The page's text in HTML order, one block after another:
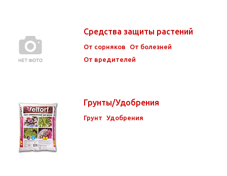
Средства защиты растений
От сорняков
От болезней
От вредителей
Грунты/Удобрения
Грунт Удобрения